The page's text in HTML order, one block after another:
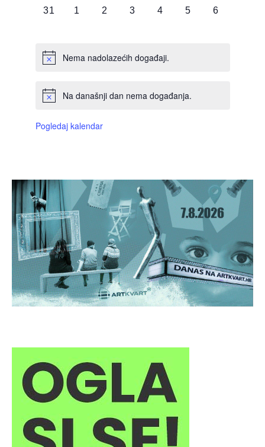
0
31
0
1
0
2
0
3
0
4
0
5
0
6
Nema nadolazećih događaji.
Na današnji dan nema događanja.
Pogledaj kalendar